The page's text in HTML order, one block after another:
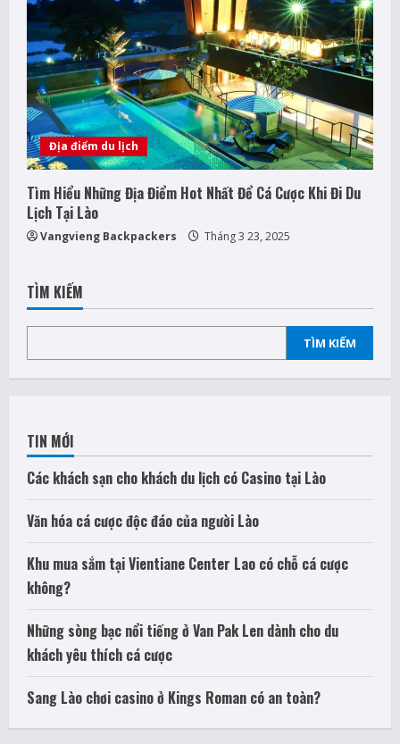
Địa điểm du lịch
Tìm Hiểu Những Địa Điểm Hot Nhất Để Cá Cược Khi Đi Du
Lịch Tại Lào
Vangvieng Backpackers Tháng 3 23, 2025
TÌM KIẾM
TÌM KIẾM
TIN MỚI
Các khách sạn cho khách du lịch có Casino tại Lào
Văn hóa cá cược độc đáo của người Lào
Khu mua sắm tại Vientiane Center Lao có chỗ cá cược
không?
Những sòng bạc nổi tiếng ở Van Pak Len dành cho du
khách yêu thích cá cược
Sang Lào chơi casino ở Kings Roman có an toàn?